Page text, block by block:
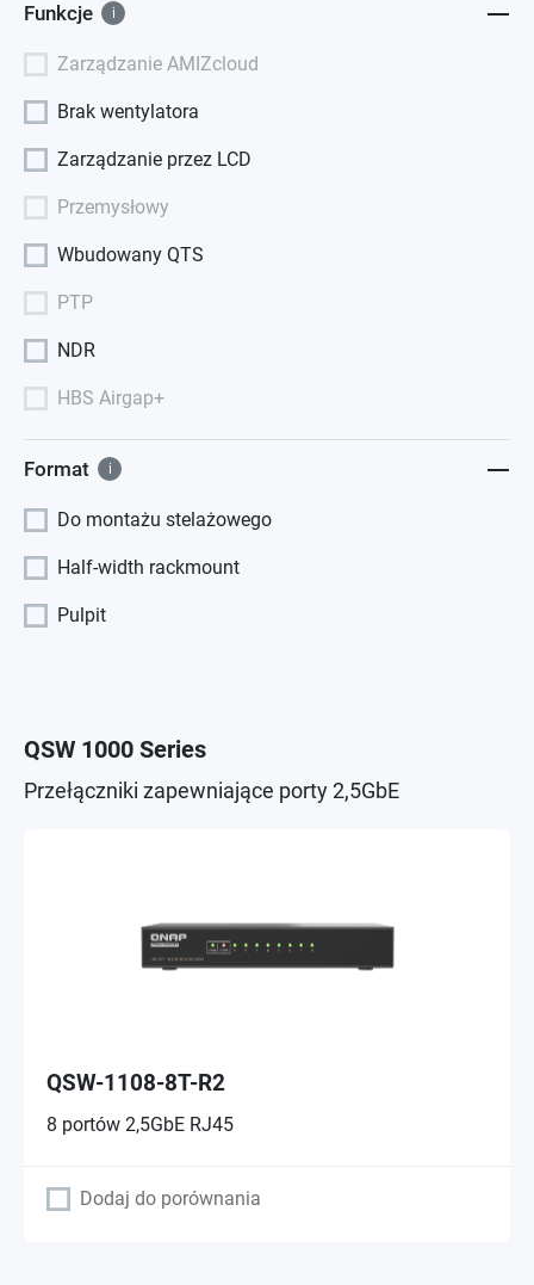
Funkcje i
Zarządzanie AMIZcloud
Brak wentylatora
Zarządzanie przez LCD
Przemysłowy
Wbudowany QTS
PTP
NDR
HBS Airgap+
Format i
Do montażu stelażowego
Half-width rackmount
Pulpit
QSW 1000 Series
Przełączniki zapewniające porty 2,5GbE
QSW-1108-8T-R2
8 portów 2,5GbE RJ45
Dodaj do porównania